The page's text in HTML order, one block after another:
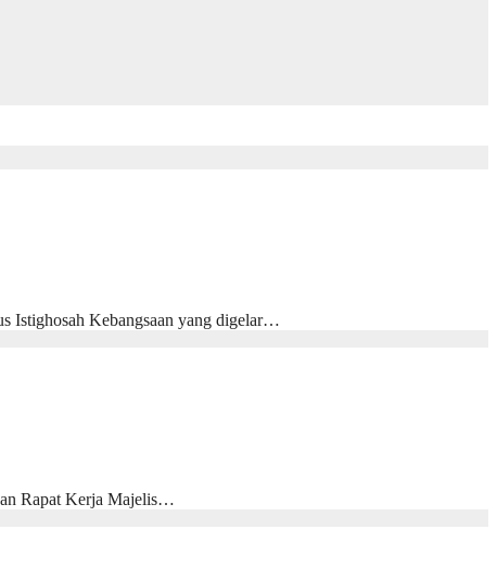
Istighosah Kebangsaan yang digelar…
Rapat Kerja Majelis…